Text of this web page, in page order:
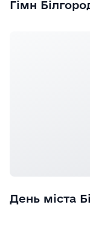
Гімн
День міста